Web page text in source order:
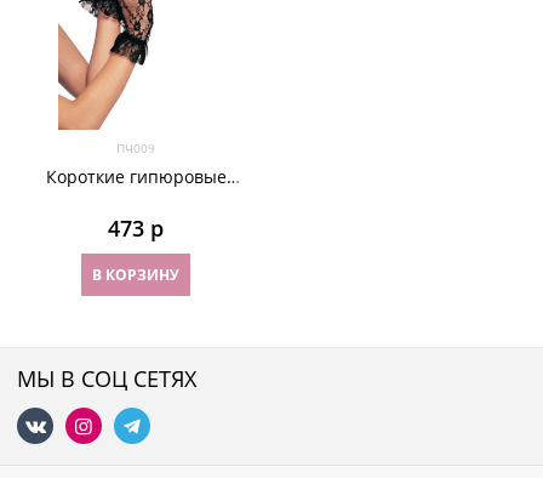
ПЧ009
Короткие гипюровые
цвета
473 р
В КОРЗИНУ
МЫ В СОЦ СЕТЯХ